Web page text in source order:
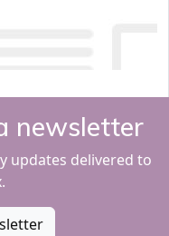
newsletter
updates delivered to